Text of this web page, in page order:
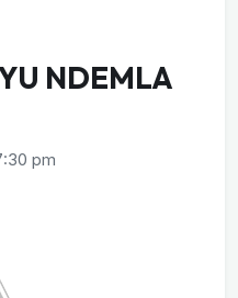
NDEMLA
pm